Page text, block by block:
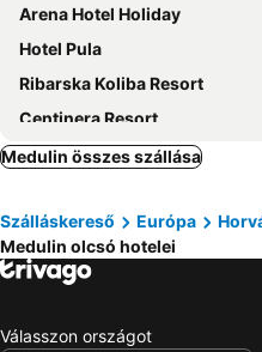
Arena Hotel Holiday
Hotel Pula
Ribarska Koliba Resort
Centinera Resort
Livadic
Hotel Minerva
Resort Del Mar Emotion
Hotel Villa Letan
Kosovic Family House
Medulin összes szállása
Szálláskereső Európa
Medulin olcsó hotelei
Válasszon országot